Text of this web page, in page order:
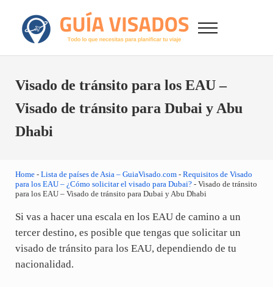
GuiaVisado.com - Guía de visados de viaje en
Otro sitio realizado con WordPress
Menu
Visado de tránsito para los EAU –
Visado de tránsito para Dubai y Abu
Dhabi
Home- Lista de países de Asia – GuiaVisado.com- Requisitos de Visado
para los EAU – ¿Cómo solicitar el visado para Dubai?- Visado de tránsito
para los EAU – Visado de tránsito para Dubai y Abu Dhabi
Si vas a hacer una escala en los EAU de camino a un
tercer destino, es posible que tengas que solicitar un
visado de tránsito para los EAU, dependiendo de tu
nacionalidad.